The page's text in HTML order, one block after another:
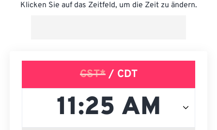
Klicken Sie auf das Zeitfeld, um die Zeit zu ändern.
CST*/ CDT